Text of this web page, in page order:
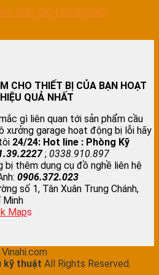
W031004 WORKPRO
CHO THIẾT BỊ CỦA BẠN HOẠT
QUẢ NHẤT
gì liên quan tới sản phẩm cầu
xưởng garage hoạt động bị lỗi hãy
24/24: Hot line : Phòng Kỹ
; 0338.910.897
bị thêm dụng cụ đồ nghề liên hệ
0906.372.023
số 1, Tân Xuân Trung Chánh,
Minh
Maps
kỹ thuật All Rights Reserved.